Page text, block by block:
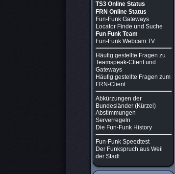
TS3 Online Status
FRN Online Status
Fun-Funk Gateways
Locator Finde und Suche
Fun Funk Team
Fun-Funk Webcam TV
Häufig gestellte Fragen zu
Teamspeak-Client und
Gateways
Häufig gestellte Fragen zum
FRN-Client
Abkürzungen der
Bundesländer (Kürzel)
Abstimmungen
Serverregeln
Die Fun-Funk History
Fun-Funk Speedtest
Der Funkspruch aus Weil
der Stadt